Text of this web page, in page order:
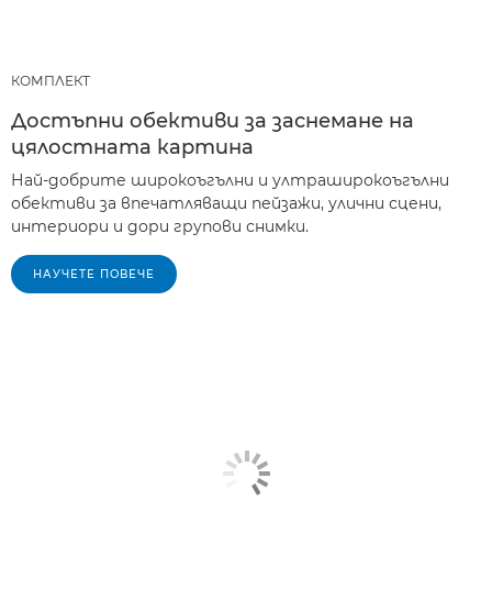
КОМПЛЕКТ
Достъпни обективи за заснемане на
цялостната картина
Най-добрите широкоъгълни и ултраширокоъгълни
обективи за впечатляващи пейзажи, улични сцени,
интериори и дори групови снимки.
НАУЧЕТЕ ПОВЕЧЕ